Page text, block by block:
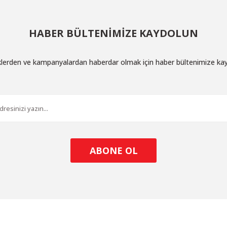
HABER BÜLTENİMİZE KAYDOLUN
ve kampanyalardan haberdar olmak için haber bültenimize
ABONE OL